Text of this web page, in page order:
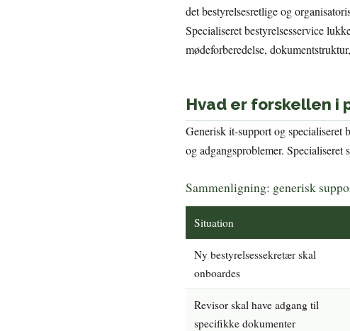
det bestyrelsesretlige og
Specialiseret bestyrelsesservice
mødeforberedelse,
Hvad er forskellen i
Generisk it-support og specialiseret
og adgangsproblemer.
Sammenligning: generisk
Situation
Ny bestyrelsessekretær skal
onboardes
Revisor skal have adgang til
specifikke dokumenter